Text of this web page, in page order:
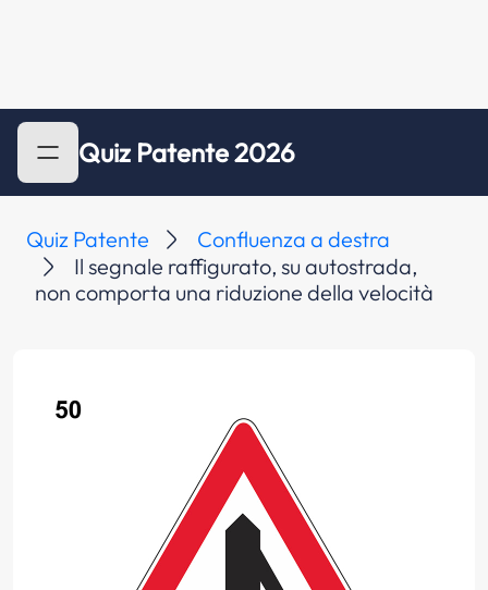
Quiz Patente 2026
Quiz Patente
Confluenza a destra
Il segnale raffigurato, su autostrada,
non comporta una riduzione della velocità